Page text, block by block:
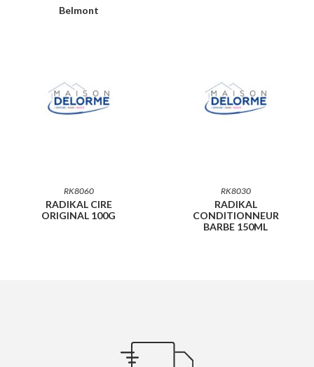
Belmont
RK8060
RADIKAL CIRE
ORIGINAL 100G
RK8030
RADIKAL
CONDITIONNEUR
BARBE 150ML